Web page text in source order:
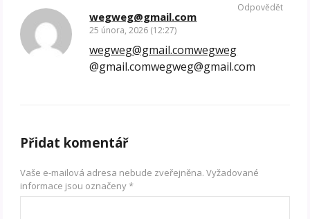
wegweg@gmail.com
25 února, 2026 (12:27)
wegweg@gmail.comwegweg
@gmail.comwegweg@gmail.com
Odpovědět
Přidat komentář
Vaše e-mailová adresa nebude zveřejněna. Vyžadované
informace jsou označeny*